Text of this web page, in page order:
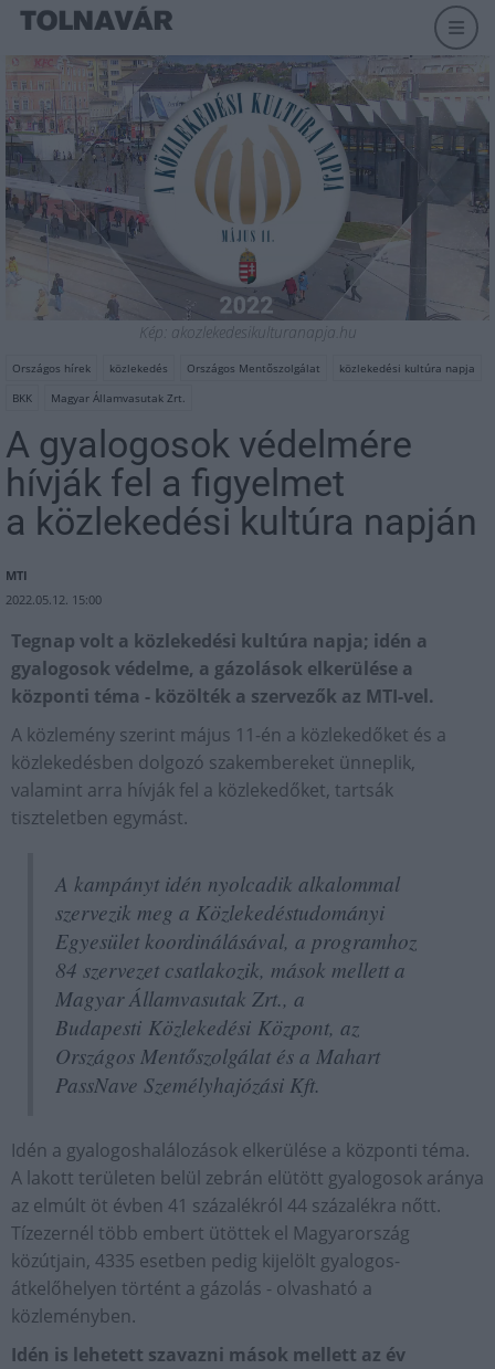
Kép: akozlekedesikulturanapja.hu
Országos hírek közlekedés Országos Mentőszolgálat
közlekedési kultúra napja
BKK
Magyar Államvasutak Zrt.
A gyalogosok védelmére
hívják fel a figyelmet
a közlekedési kultúra napján
MTI
2022.05.12. 15:00
Tegnap volt a közlekedési kultúra napja; idén a
gyalogosok védelme, a gázolások elkerülése a
központi téma - közölték a szervezők az MTI-vel.
A közlemény szerint május 11-én a közlekedőket és a
közlekedésben dolgozó szakembereket ünneplik,
valamint arra hívják fel a közlekedőket, tartsák
tiszteletben egymást.
A kampányt idén nyolcadik alkalommal
szervezik meg a Közlekedéstudományi
Egyesület koordinálásával, a programhoz
84 szervezet csatlakozik, mások mellett a
Magyar Államvasutak Zrt., a
Budapesti Közlekedési Központ, az
Országos Mentőszolgálat és a Mahart
PassNave Személyhajózási Kft.
Idén a gyalogoshalálozások elkerülése a központi téma.
A lakott területen belül zebrán elütött gyalogosok aránya
az elmúlt öt évben 41 százalékról 44 százalékra nőtt.
Tízezernél több embert ütöttek el Magyarország
közútjain, 4335 esetben pedig kijelölt gyalogos-
átkelőhelyen történt a gázolás - olvasható a
közleményben.
Idén is lehetett szavazni mások mellett az év